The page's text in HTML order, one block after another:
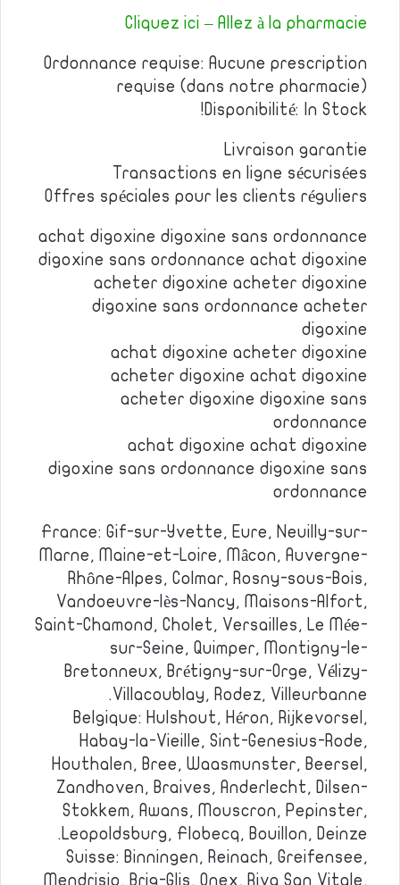
Cliquez ici – Allez à la pharmacie
Ordonnance requise: Aucune prescription
requise (dans notre pharmacie)
Disponibilité: In Stock!
Livraison garantie
Transactions en ligne sécurisées
Offres spéciales pour les clients réguliers
achat digoxine digoxine sans ordonnance
digoxine sans ordonnance achat digoxine
acheter digoxine acheter digoxine
digoxine sans ordonnance acheter
digoxine
achat digoxine acheter digoxine
acheter digoxine achat digoxine
acheter digoxine digoxine sans
ordonnance
achat digoxine achat digoxine
digoxine sans ordonnance digoxine sans
ordonnance
France: Gif-sur-Yvette, Eure, Neuilly-sur-
Marne, Maine-et-Loire, Mâcon, Auvergne-
Rhône-Alpes, Colmar, Rosny-sous-Bois,
Vandoeuvre-lès-Nancy, Maisons-Alfort,
Saint-Chamond, Cholet, Versailles, Le Mée-
sur-Seine, Quimper, Montigny-le-
Bretonneux, Brétigny-sur-Orge, Vélizy-
Villacoublay, Rodez, Villeurbanne.
Belgique: Hulshout, Héron, Rijkevorsel,
Habay-la-Vieille, Sint-Genesius-Rode,
Houthalen, Bree, Waasmunster, Beersel,
Zandhoven, Braives, Anderlecht, Dilsen-
Stokkem, Awans, Mouscron, Pepinster,
Leopoldsburg, Flobecq, Bouillon, Deinze.
Suisse: Binningen, Reinach, Greifensee,
Mendrisio, Brig-Glis, Onex, Riva San Vitale,